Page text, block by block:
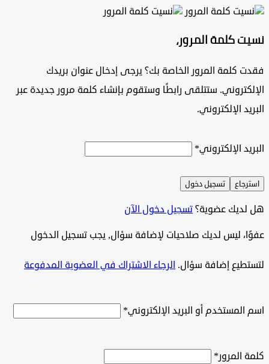
كلمة المرور،
كلمة المرور الخاصة بك؟ يرجى إدخال عنوان بريدك
ستتلقى رابطًا وستقوم بإنشاء كلمة مرور جديدة عبر
الإلكتروني.
الإلكتروني*
تسجيل دخول
عضوية؟تسجيل دخول الآن
ليس لديك صلاحيات لإضافة سؤال, يجب تسجيل الدخول
إضافة سؤال.الرجاء الاشتراك في العضوية المدفوعة
أو البريد الإلكتروني*
*